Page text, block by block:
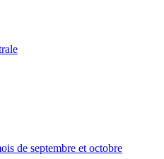
de septembre et octobre